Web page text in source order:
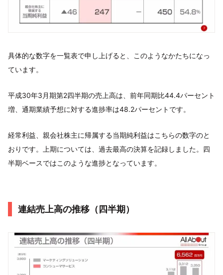
具体的な数字を一覧表で申し上げると、このようなかたちになっ
ています。
平成30年3月期第2四半期の売上高は、前年同期比44.4パーセント
増、通期業績予想に対する進捗率は48.2パーセントです。
経常利益、親会社株主に帰属する当期純利益はこちらの数字のと
おりです。上期については、過去最高の決算を記録しました。四
半期ベースではこのような進捗となっています。
連結売上高の推移（四半期）